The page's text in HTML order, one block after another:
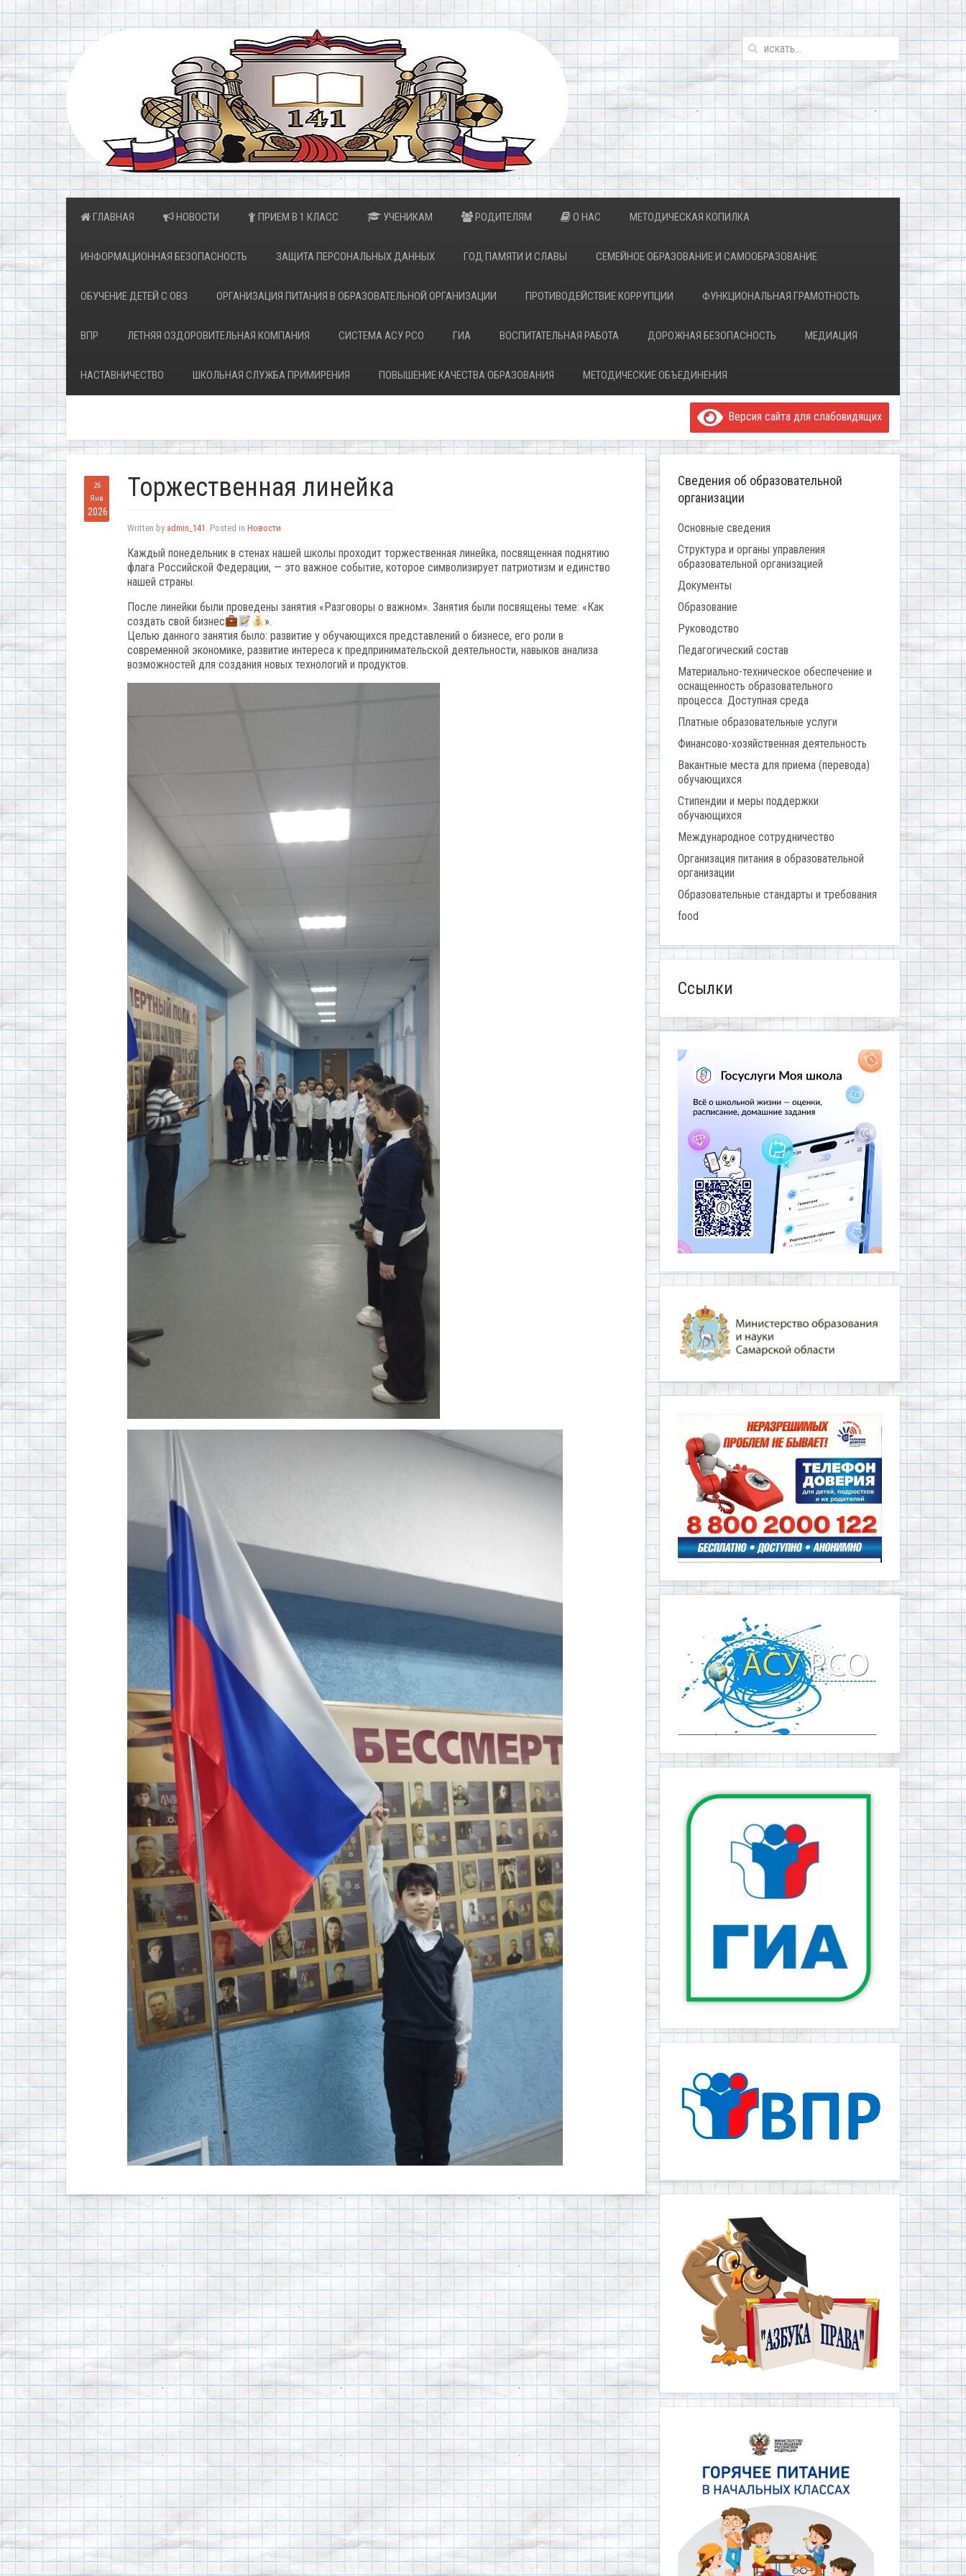
ГЛАВНАЯ НОВОСТИ ПРИЕМ В 1 КЛАСС УЧЕНИКАМ РОДИТЕЛЯМ О НАС МЕТОДИЧЕСКАЯ КОПИЛКА
ИНФОРМАЦИОННАЯ БЕЗОПАСНОСТЬ ЗАЩИТА ПЕРСОНАЛЬНЫХ ДАННЫХ ГОД ПАМЯТИ И СЛАВЫ СЕМЕЙНОЕ ОБРАЗОВАНИЕ И САМООБРАЗОВАНИЕ
ОБУЧЕНИЕ ДЕТЕЙ С ОВЗ ОРГАНИЗАЦИЯ ПИТАНИЯ В ОБРАЗОВАТЕЛЬНОЙ ОРГАНИЗАЦИИ ПРОТИВОДЕЙСТВИЕ КОРРУПЦИИ ФУНКЦИОНАЛЬНАЯ ГРАМОТНОСТЬ
ВПР ЛЕТНЯЯ ОЗДОРОВИТЕЛЬНАЯ КОМПАНИЯ СИСТЕМА АСУ РСО ГИА ВОСПИТАТЕЛЬНАЯ РАБОТА ДОРОЖНАЯ БЕЗОПАСНОСТЬ МЕДИАЦИЯ
НАСТАВНИЧЕСТВО ШКОЛЬНАЯ СЛУЖБА ПРИМИРЕНИЯ ПОВЫШЕНИЕ КАЧЕСТВА ОБРАЗОВАНИЯ МЕТОДИЧЕСКИЕ ОБЪЕДИНЕНИЯ
Версия сайта для слабовидящих
26
Янв
2026
Торжественная линейка
Written by admin_141 . Posted in Новости
Каждый понедельник в стенах нашей школы проходит торжественная линейка, посвященная поднятию
флага Российской Федерации, — это важное событие, которое символизирует патриотизм и единство
нашей страны.
После линейки были проведены занятия «Разговоры о важном». Занятия были посвящены теме: «Как
создать свой бизнес
».
Целью данного занятия было: развитие у обучающихся представлений о бизнесе, его роли в
современной экономике, развитие интереса к предпринимательской деятельности, навыков анализа
возможностей для создания новых технологий и продуктов.
Сведения об образовательной
организации
Основные сведения
Структура и органы управления
образовательной организацией
Документы
Образование
Руководство
Педагогический состав
Материально-техническое обеспечение и
оснащенность образовательного
процесса. Доступная среда
Платные образовательные услуги
Финансово-хозяйственная деятельность
Вакантные места для приема (перевода)
обучающихся
Стипендии и меры поддержки
обучающихся
Международное сотрудничество
Организация питания в образовательной
организации
Образовательные стандарты и требования
food
Ссылки